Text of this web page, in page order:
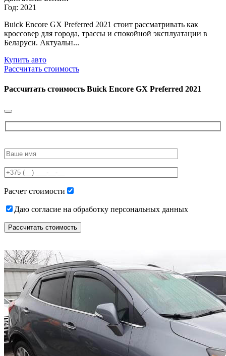
Год: 2021
Buick Encore GX Preferred 2021 стоит рассматривать как
кроссовер для города, трассы и спокойной эксплуатации в
Беларуси. Актуальн...
Купить авто
Рассчитать стоимость
Рассчитать стоимость Buick Encore GX Preferred 2021
leave
field
empty.
Расчет стоимости
Даю согласие на обработку персональных данных